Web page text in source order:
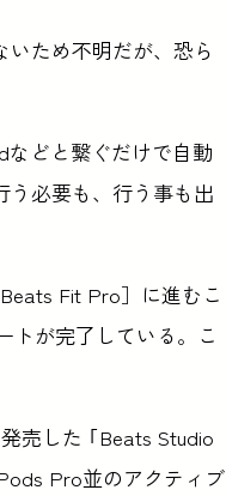
ため不明だが、恐ら
などと繋ぐだけで自動
う必要も、行う事も出
Fit Pro］に進むこ
トが完了している。こ
売した ｢Beats Studio
Pro並のアクティブ